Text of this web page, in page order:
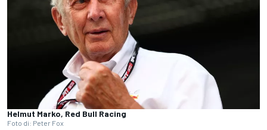
Helmut Marko, Red Bull Racing
Foto di: Peter Fox